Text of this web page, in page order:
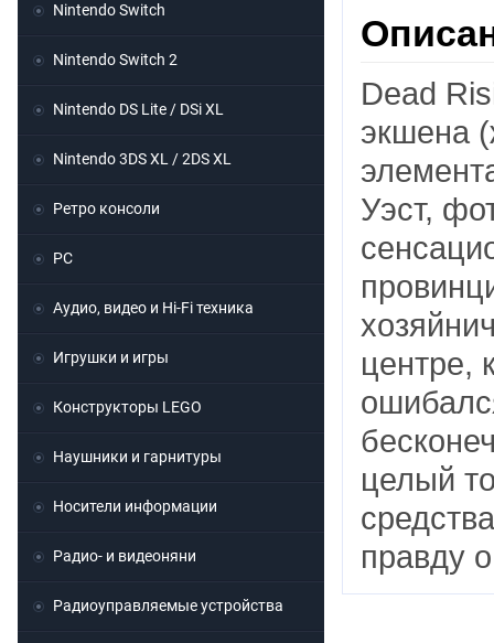
Dead
экшена
Уэст,
центре,
целый
правду
Nintendo Switch
Nintendo Switch 2
Nintendo DS Lite / DSi XL
Nintendo 3DS XL / 2DS XL
Ретро консоли
PC
Аудио, видео и Hi-Fi техника
Игрушки и игры
Конструкторы LEGO
Наушники и гарнитуры
Носители информации
Радио- и видеоняни
Радиоуправляемые устройства